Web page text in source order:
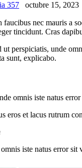
357 octubre 15, 2023
faucibus nec mauris a
tincidunt. Cras
ut perspiciatis, unde
sunt, explicabo.
omnis iste natus
eros et lacus rutrum
iste natus error sit